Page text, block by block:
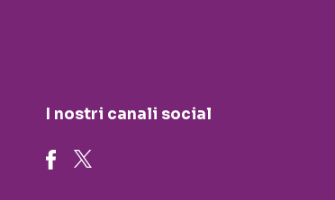
I nostri canali social